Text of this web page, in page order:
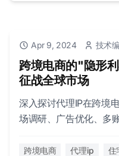
Apr 9, 2024 技术
跨境电商的"隐形
征战全球市场
深入探讨代理IP在跨境
场调研、广告优化、多
跨境电商 代理ip 住